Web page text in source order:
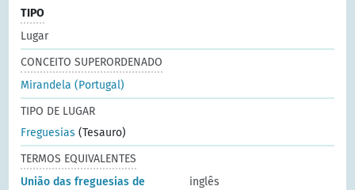
TIPO
Lugar
CONCEITO SUPERORDENADO
Mirandela (Portugal)
TIPO DE LUGAR
Freguesias (Tesauro)
TERMOS EQUIVALENTES
União das freguesias de
inglês